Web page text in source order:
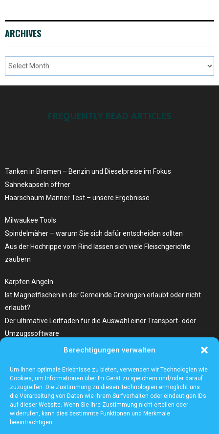
Berechtigungen verwalten
Um Ihnen optimale Erlebnisse zu bieten, verwenden wir Technologien wie
Cookies, um Informationen über Ihr Gerät zu speichern und/oder darauf
zuzugreifen. Die Zustimmung zu diesen Technologien ermöglicht uns
die Verarbeitung von Daten wie Ihrem Surfverhalten oder eindeutigen IDs
auf dieser Website. Wenn Sie Ihre Zustimmung nicht erteilen oder
widerrufen, kann dies bestimmte Funktionen und Merkmale
beeinträchtigen.
ARCHIVES
FREQUENTLY READ ARTICLES
Tanken in Bremen – Benzin und Dieselpreise ​im Fokus
Sahnekapseln öffner
Haarschaum Männer Test – unsere Ergebnisse
Milwaukee Tools
Spindelmäher – warum Sie sich dafür entscheiden sollten
Aus der Hochrippe vom Rind lassen sich viele Fleischgerichte
zaubern
Karpfen Angeln
Ist Magnetfischen in der Gemeinde Groningen erlaubt oder nicht
erlaubt?
Der ultimative Leitfaden für die Auswahl einer Transport- oder
Umzugssoftware
Was Sie Über Infrarot Dörrautomat Wissen Sollten
Tolle Fotocollagen selber gestalten